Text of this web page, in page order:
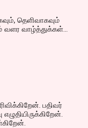
தெளிவாகவும்
வளர வாழ்த்துக்கள்...
பதிவர்
எழுதியிருக்கிறேன்.